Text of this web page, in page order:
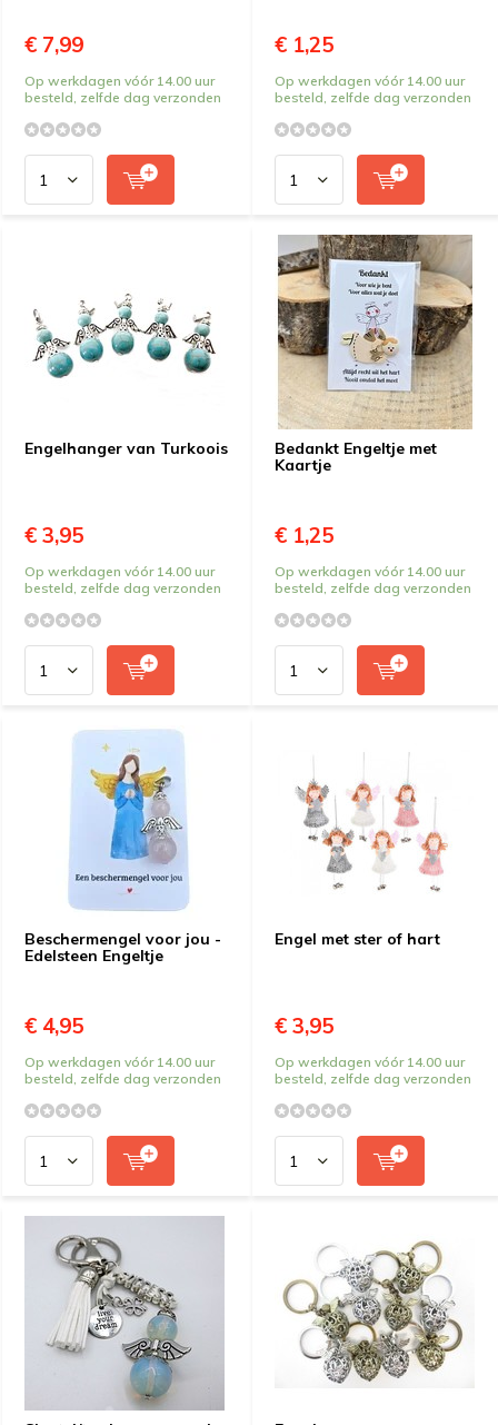
€ 7,99
Op werkdagen vóór 14.00 uur
besteld, zelfde dag verzonden
€ 1,25
Op werkdagen vóór 14.00 uur
besteld, zelfde dag verzonden
Engelhanger van Turkoois
€ 3,95
Op werkdagen vóór 14.00 uur
besteld, zelfde dag verzonden
Bedankt Engeltje met
Kaartje
€ 1,25
Op werkdagen vóór 14.00 uur
besteld, zelfde dag verzonden
Beschermengel voor jou -
Edelsteen Engeltje
€ 4,95
Op werkdagen vóór 14.00 uur
besteld, zelfde dag verzonden
Engel met ster of hart
€ 3,95
Op werkdagen vóór 14.00 uur
besteld, zelfde dag verzonden